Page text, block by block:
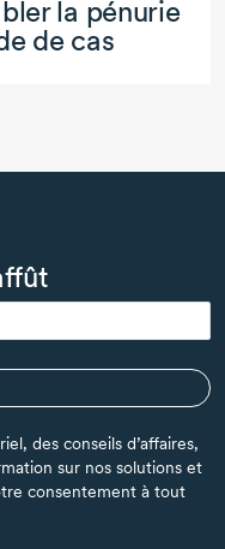
la pénurie
de cas
des conseils d’affaires,
sur nos solutions et
consentement à tout